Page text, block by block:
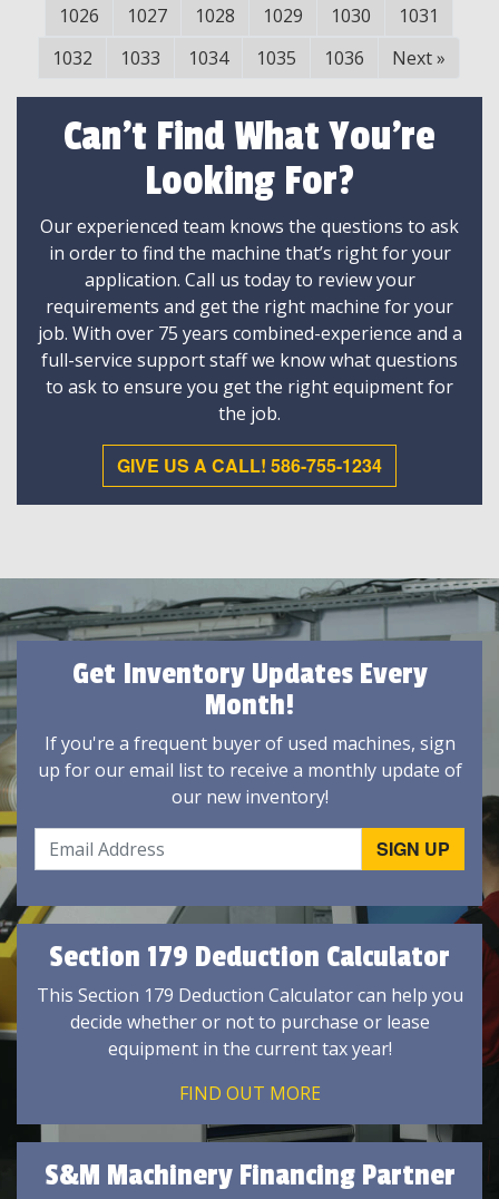
1026
1027 1028 1029 1030
1031
1032
1033 1034 1035 1036 Next»
Can't Find What You're
Looking For?
Our experienced team knows the questions to ask
in order to find the machine that’s right for your
application. Call us today to review your
requirements and get the right machine for your
job. With over 75 years combined-experience and a
full-service support staff we know what questions
to ask to ensure you get the right equipment for
the job.
GIVE US A CALL! 586-755-1234
Get Inventory Updates Every
Month!
If you're a frequent buyer of used machines, sign
up for our email list to receive a monthly update of
our new inventory!
Section 179 Deduction Calculator
This Section 179 Deduction Calculator can help you
decide whether or not to purchase or lease
equipment in the current tax year!
FIND OUT MORE
S&M Machinery Financing Partner